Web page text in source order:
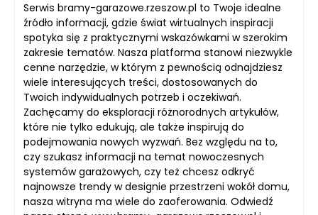
Serwis bramy-garazowe.rzeszow.pl to Twoje idealne
źródło informacji, gdzie świat wirtualnych inspiracji
spotyka się z praktycznymi wskazówkami w szerokim
zakresie tematów. Nasza platforma stanowi niezwykle
cenne narzędzie, w którym z pewnością odnajdziesz
wiele interesujących treści, dostosowanych do
Twoich indywidualnych potrzeb i oczekiwań.
Zachęcamy do eksploracji różnorodnych artykułów,
które nie tylko edukują, ale także inspirują do
podejmowania nowych wyzwań. Bez względu na to,
czy szukasz informacji na temat nowoczesnych
systemów garażowych, czy też chcesz odkryć
najnowsze trendy w designie przestrzeni wokół domu,
nasza witryna ma wiele do zaoferowania. Odwiedź